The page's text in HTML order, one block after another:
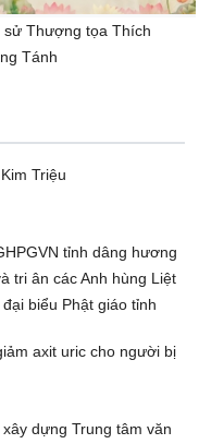
sử Thượng tọa Thích
Tánh
Triệu
tỉnh dâng hương
tri ân các Anh hùng Liệt
biểu Phật giáo tỉnh
axit uric cho người bị
dựng Trung tâm văn